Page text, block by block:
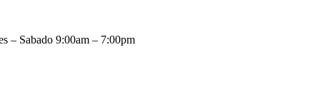
– Sabado 9:00am – 7:00pm